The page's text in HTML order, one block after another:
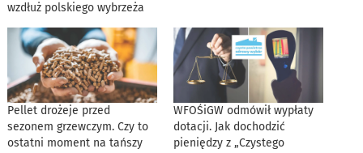
wzdłuż polskiego wybrzeża
Pellet drożeje przed
sezonem grzewczym. Czy to
ostatni moment na tańszy
WFOŚiGW odmówił wypłaty
dotacji. Jak dochodzić
pieniędzy z „Czystego